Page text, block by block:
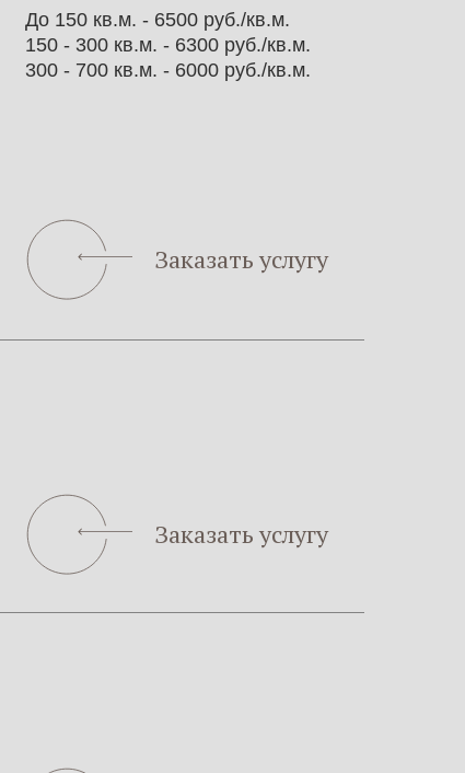
До 150 кв.м. - 6500 руб./кв.м.
150 - 300 кв.м. - 6300 руб./кв.м.
300 - 700 кв.м. - 6000 руб./кв.м.
Заказать услугу
Заказать услугу